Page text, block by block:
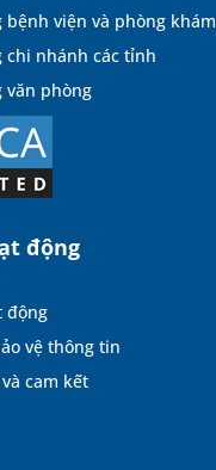
bệnh viện và phòng khám
chi nhánh các tỉnh
văn phòng
động
động
vệ thông tin
cam kết